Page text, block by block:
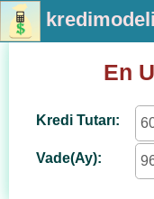
En
Kredi Tutarı:
Vade(Ay):